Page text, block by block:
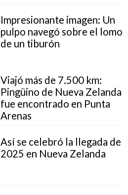
Impresionante imagen: Un
pulpo navegó sobre el lomo
de un tiburón
Viajó más de 7.500 km:
Pingüino de Nueva Zelanda
fue encontrado en Punta
Arenas
Así se celebró la llegada de
2025 en Nueva Zelanda